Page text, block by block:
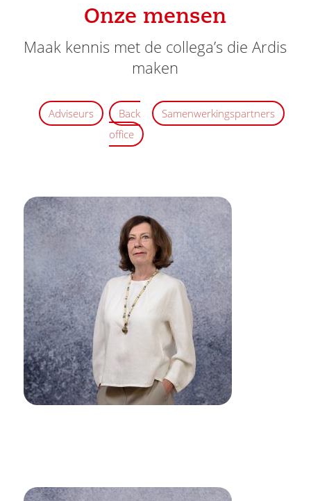
Onze mensen
Maak kennis met de collega’s die Ardis
maken
Adviseurs
Back
office
Samenwerkingspartners